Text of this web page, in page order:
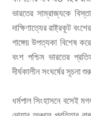
ভারতের সাম্রাজ্যকে
দাক্ষিণাত্যের রাষ্ট্রকূট
গাঙ্গেয় উপত্যকা বিশেষ
বংশ পশ্চিম ভারতের
দীর্ঘকালীন সংঘর্ষের সূচনা
ধর্মপাল সিংহাসনে বসেই